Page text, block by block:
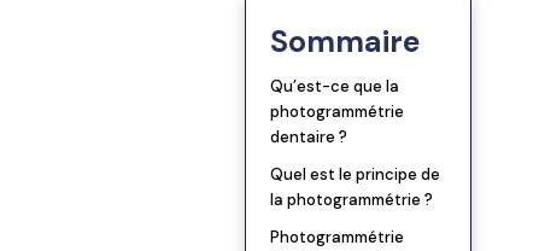
Sommaire
Qu’est-ce que la
photogrammétrie
dentaire ?
Quel est le principe de
la photogrammétrie ?
Photogrammétrie